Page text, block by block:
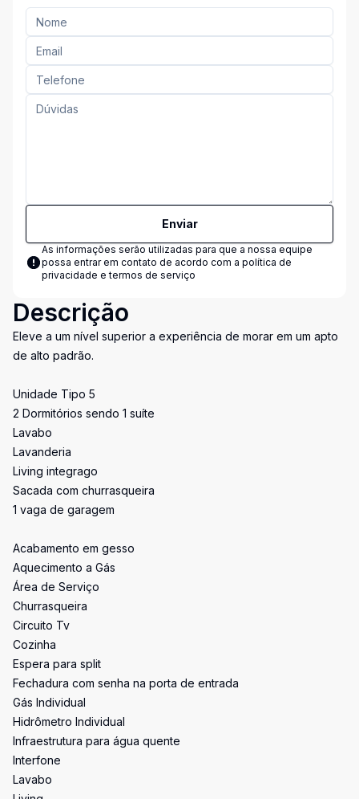
Enviar
As informações serão utilizadas para que a nossa equipe
possa entrar em contato de acordo com a política de
privacidade e termos de serviço
Descrição
Eleve a um nível superior a experiência de morar em um apto
de alto padrão.
Unidade Tipo 5
2 Dormitórios sendo 1 suíte
Lavabo
Lavanderia
Living integrago
Sacada com churrasqueira
1 vaga de garagem
Acabamento em gesso
Aquecimento a Gás
Área de Serviço
Churrasqueira
Circuito Tv
Cozinha
Espera para split
Fechadura com senha na porta de entrada
Gás Individual
Hidrômetro Individual
Infraestrutura para água quente
Interfone
Lavabo